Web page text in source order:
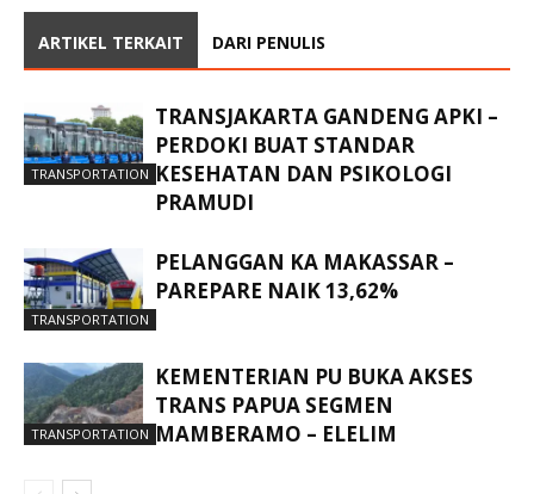
ARTIKEL TERKAIT DARI PENULIS
TRANSPORTATION
TRANSJAKARTA GANDENG APKI –
PERDOKI BUAT STANDAR
KESEHATAN DAN PSIKOLOGI
PRAMUDI
TRANSPORTATION
PELANGGAN KA MAKASSAR –
PAREPARE NAIK 13,62%
TRANSPORTATION
KEMENTERIAN PU BUKA AKSES
TRANS PAPUA SEGMEN
MAMBERAMO – ELELIM